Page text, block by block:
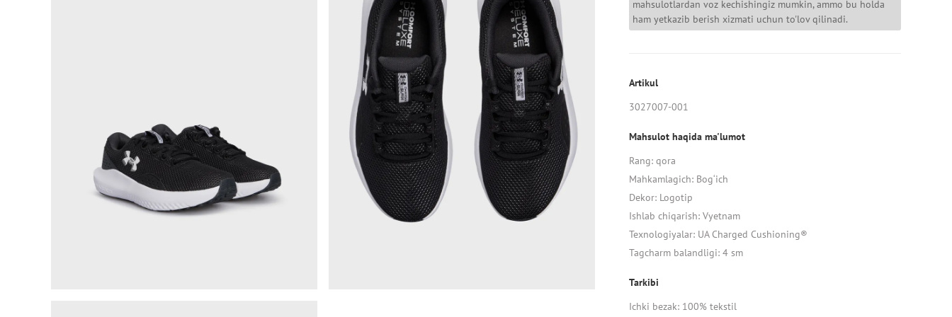
mahsulotlardan voz kechishingiz mumkin, ammo bu holda
ham yetkazib berish xizmati uchun to'lov qilinadi.
Artikul
3027007-001
Mahsulot haqida ma'lumot
Rang: qora
Mahkamlagich: Bog‘ich
Dekor: Logotip
Ishlab chiqarish: Vyetnam
Texnologiyalar: UA Charged Cushioning®
Tagcharm balandligi: 4 sm
Tarkibi
Ichki bezak: 100% tekstil